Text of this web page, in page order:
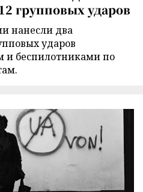
групповых ударов
нанесли два
ударов
и беспилотниками по